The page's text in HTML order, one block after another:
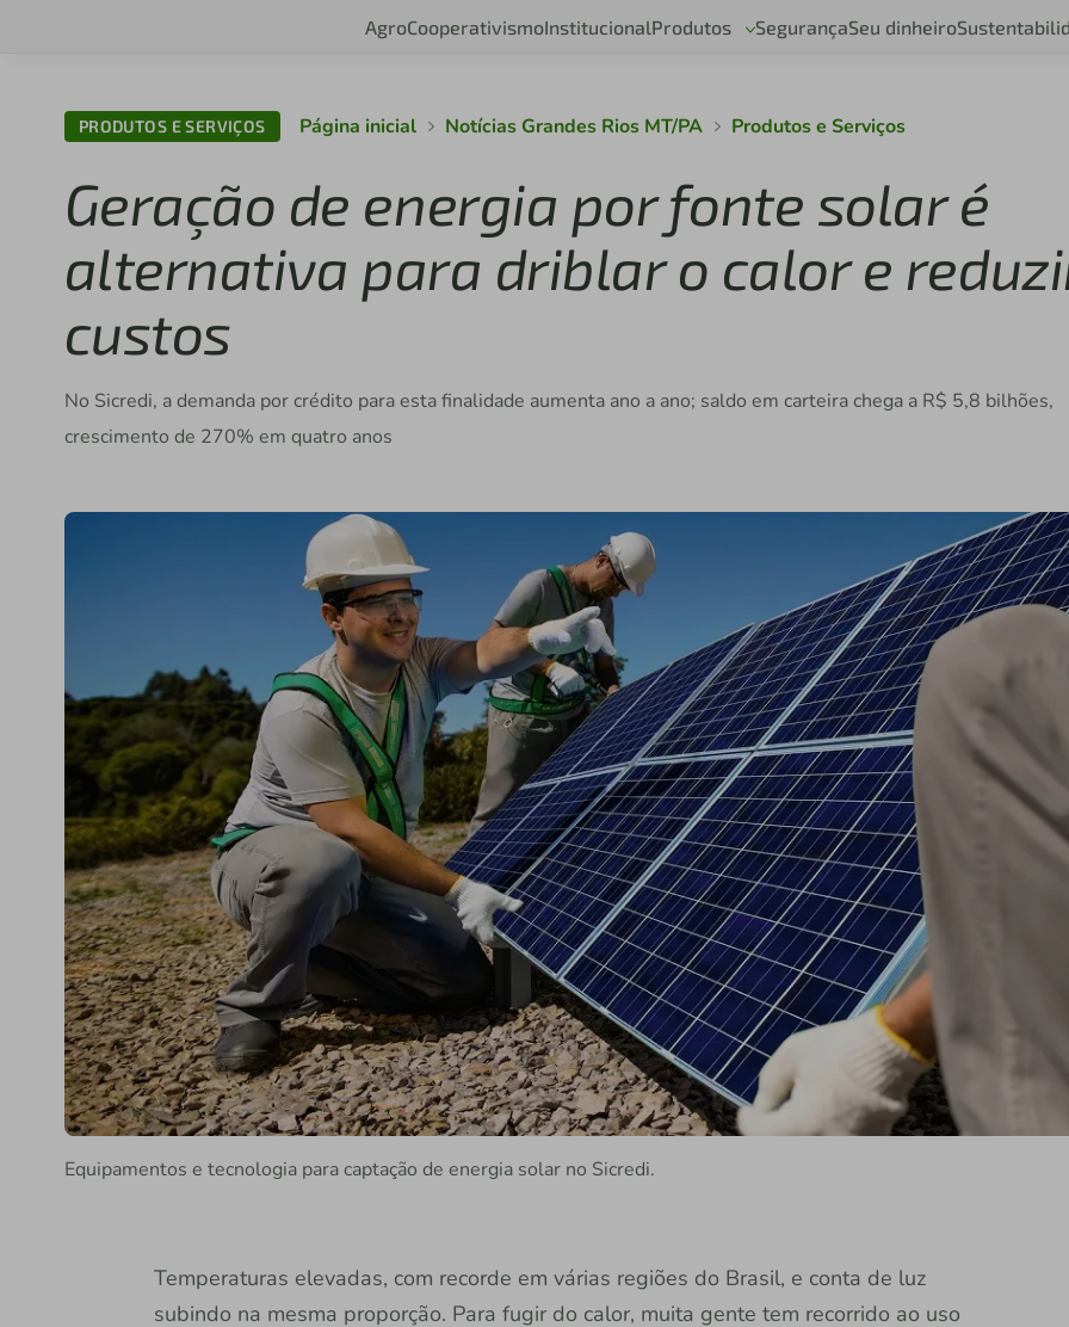
AgroCooperativismoInstitucionalProdutos SegurançaSeu dinheiro
PRODUTOS E SERVIÇOS Página inicial Notícias Grandes Rios MT/PA Produtos e Serviços
Geração de energia por fonte solar é
alternativa para driblar o calor e
custos
No Sicredi, a demanda por crédito para esta finalidade aumenta ano a ano; saldo em carteira chega a R$ 5,8 bilhões,
crescimento de 270% em quatro anos
Equipamentos e tecnologia para captação de energia solar no Sicredi.
Temperaturas elevadas, com recorde em várias regiões do Brasil, e conta de luz
subindo na mesma proporção. Para fugir do calor, muita gente tem recorrido ao uso